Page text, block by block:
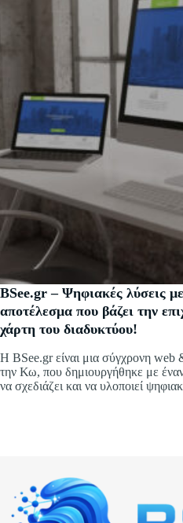
BSee.gr – Ψηφιακές λύσεις
αποτέλεσμα που βάζει την
χάρτη του διαδυκτύου!
Η BSee.gr είναι μια σύγχρονη
την Κω, που δημιουργήθηκε με
να σχεδιάζει και να υλοποιεί